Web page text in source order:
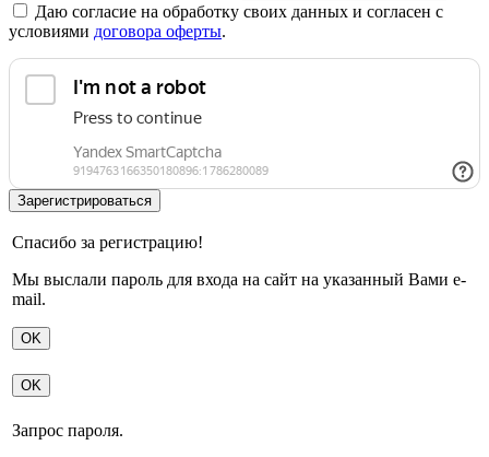
Даю согласие на обработку своих данных и согласен с
условиями договора оферты.
Спасибо за регистрацию!
Мы выслали пароль для входа на сайт на указанный Вами e-
mail.
OK
OK
Запрос пароля.